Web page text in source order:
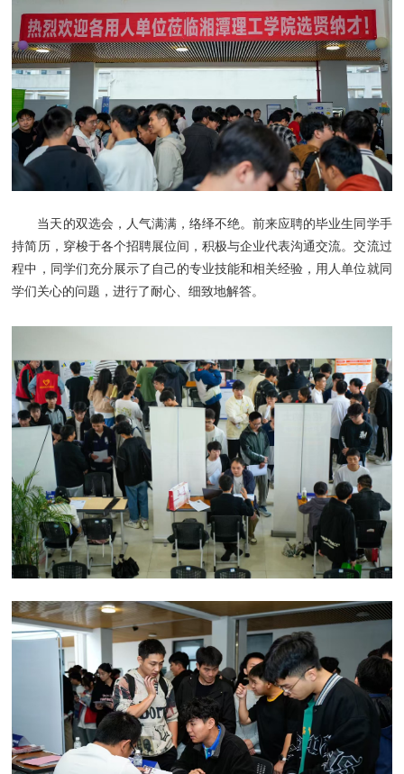
当天的双选会，人气满满，络绎不绝。前来应聘的毕业生同学手
持简历，穿梭于各个招聘展位间，积极与企业代表沟通交流。交流过
程中，同学们充分展示了自己的专业技能和相关经验，用人单位就同
学们关心的问题，进行了耐心、细致地解答。